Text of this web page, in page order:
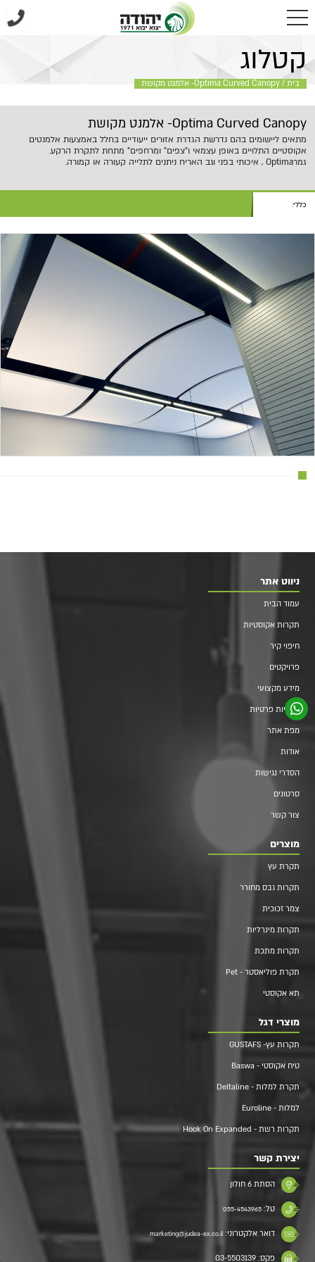
בית Optima Curved Canopy- אלמנט מקושת
קטלוג
בית / Optima Curved Canopy- אלמנט מקושת
Optima Curved Canopy- אלמנט מקושת
מתאים ליישומים בהם נדרשת הגדרת אזורים ייעודיים בחלל באמצעות אלמנטים
אקוסטיים התלויים באופן עצמאי ו"צפים" ומרחפים" מתחת לתקרת הרקע.
גמרOptima , איכותי בפני וגב האריח ניתנים לתלייה קעורה או קמורה.
כללי:
ניווט אתר
עמוד הבית
תקרות אקוסטיות
חיפוי קיר
פרויקטים
מידע מקצועי
מדיניות פרטיות
מפת אתר
אודות
הסדרי נגישות
סרטונים
צור קשר
מוצרים
תקרת עץ
תקרות גבס מחורר
צמר זכוכית
תקרות מינרליות
תקרות מתכת
תקרת פוליאסטר - Pet
תא אקוסטי
מוצרי דגל
תקרות עץ- GUSTAFS
טיח אקוסטי - Baswa
תקרת למלות - Deltaline
למלות - Euroline
תקרות רשת - Hook On Expanded
יצירת קשר
הסתת 6 חולון
טל: 055-4543965
דואר אלקטרוני: marketing@judea-ex.co.il
פקס: 03-5503139